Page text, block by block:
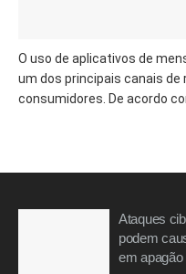
O uso de aplicativos de
um dos principais canais
consumidores. De acordo
Ataques
podem
em